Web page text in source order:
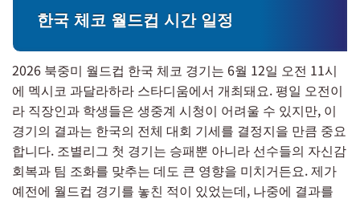
한국 체코 월드컵 시간 일정
2026 북중미 월드컵 한국 체코 경기는 6월 12일 오전 11시
에 멕시코 과달라하라 스타디움에서 개최돼요. 평일 오전이
라 직장인과 학생들은 생중계 시청이 어려울 수 있지만, 이
경기의 결과는 한국의 전체 대회 기세를 결정지을 만큼 중요
합니다. 조별리그 첫 경기는 승패뿐 아니라 선수들의 자신감
회복과 팀 조화를 맞추는 데도 큰 영향을 미치거든요. 제가
예전에 월드컵 경기를 놓친 적이 있었는데, 나중에 결과를